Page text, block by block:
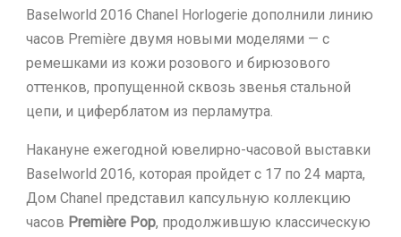
Baselworld 2016 Chanel Horlogerie дополнили линию
часов Première двумя новыми моделями — с
ремешками из кожи розового и бирюзового
оттенков, пропущенной сквозь звенья стальной
цепи, и циферблатом из перламутра.
Накануне ежегодной ювелирно-часовой выставки
Baselworld 2016, которая пройдет с 17 по 24 марта,
Дом Chanel представил капсульную коллекцию
часов Première Pop, продолжившую классическую